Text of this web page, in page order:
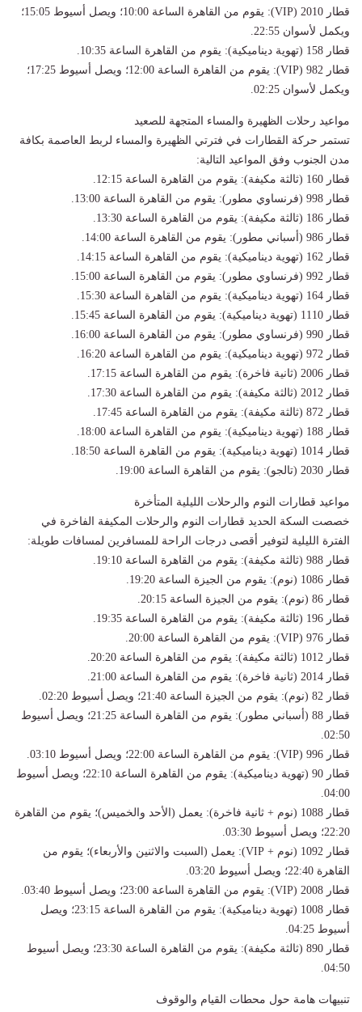
قطار 2010 (VIP): يقوم من القاهرة الساعة 10:00؛ ويصل أسيوط 15:05؛
ويكمل لأسوان 22:55.
قطار 158 (تهوية ديناميكية): يقوم من القاهرة الساعة 10:35.
قطار 982 (VIP): يقوم من القاهرة الساعة 12:00؛ ويصل أسيوط 17:25؛
ويكمل لأسوان 02:25.
مواعيد رحلات الظهيرة والمساء المتجهة للصعيد
تستمر حركة القطارات في فترتي الظهيرة والمساء لربط العاصمة بكافة
مدن الجنوب وفق المواعيد التالية:
قطار 160 (ثالثة مكيفة): يقوم من القاهرة الساعة 12:15.
قطار 998 (فرنساوي مطور): يقوم من القاهرة الساعة 13:00.
قطار 186 (ثالثة مكيفة): يقوم من القاهرة الساعة 13:30.
قطار 986 (أسباني مطور): يقوم من القاهرة الساعة 14:00.
قطار 162 (تهوية ديناميكية): يقوم من القاهرة الساعة 14:15.
قطار 992 (فرنساوي مطور): يقوم من القاهرة الساعة 15:00.
قطار 164 (تهوية ديناميكية): يقوم من القاهرة الساعة 15:30.
قطار 1110 (تهوية ديناميكية): يقوم من القاهرة الساعة 15:45.
قطار 990 (فرنساوي مطور): يقوم من القاهرة الساعة 16:00.
قطار 972 (تهوية ديناميكية): يقوم من القاهرة الساعة 16:20.
قطار 2006 (ثانية فاخرة): يقوم من القاهرة الساعة 17:15.
قطار 2012 (ثالثة مكيفة): يقوم من القاهرة الساعة 17:30.
قطار 872 (ثالثة مكيفة): يقوم من القاهرة الساعة 17:45.
قطار 188 (تهوية ديناميكية): يقوم من القاهرة الساعة 18:00.
قطار 1014 (تهوية ديناميكية): يقوم من القاهرة الساعة 18:50.
قطار 2030 (تالجو): يقوم من القاهرة الساعة 19:00.
مواعيد قطارات النوم والرحلات الليلية المتأخرة
خصصت السكة الحديد قطارات النوم والرحلات المكيفة الفاخرة في
الفترة الليلية لتوفير أقصى درجات الراحة للمسافرين لمسافات طويلة:
قطار 988 (ثالثة مكيفة): يقوم من القاهرة الساعة 19:10.
قطار 1086 (نوم): يقوم من الجيزة الساعة 19:20.
قطار 86 (نوم): يقوم من الجيزة الساعة 20:15.
قطار 196 (ثالثة مكيفة): يقوم من القاهرة الساعة 19:35.
قطار 976 (VIP): يقوم من القاهرة الساعة 20:00.
قطار 1012 (ثالثة مكيفة): يقوم من القاهرة الساعة 20:20.
قطار 2014 (ثانية فاخرة): يقوم من القاهرة الساعة 21:00.
قطار 82 (نوم): يقوم من الجيزة الساعة 21:40؛ ويصل أسيوط 02:20.
قطار 88 (أسباني مطور): يقوم من القاهرة الساعة 21:25؛ ويصل أسيوط
02:50.
قطار 996 (VIP): يقوم من القاهرة الساعة 22:00؛ ويصل أسيوط 03:10.
قطار 90 (تهوية ديناميكية): يقوم من القاهرة الساعة 22:10؛ ويصل أسيوط
04:00.
قطار 1088 (نوم + ثانية فاخرة): يعمل (الأحد والخميس)؛ يقوم من القاهرة
22:20؛ ويصل أسيوط 03:30.
قطار 1092 (نوم + VIP): يعمل (السبت والاثنين والأربعاء)؛ يقوم من
القاهرة 22:40؛ ويصل أسيوط 03:20.
قطار 2008 (VIP): يقوم من القاهرة الساعة 23:00؛ ويصل أسيوط 03:40.
قطار 1008 (تهوية ديناميكية): يقوم من القاهرة الساعة 23:15؛ ويصل
أسيوط 04:25.
قطار 890 (ثالثة مكيفة): يقوم من القاهرة الساعة 23:30؛ ويصل أسيوط
04:50.
تنبيهات هامة حول محطات القيام والوقوف